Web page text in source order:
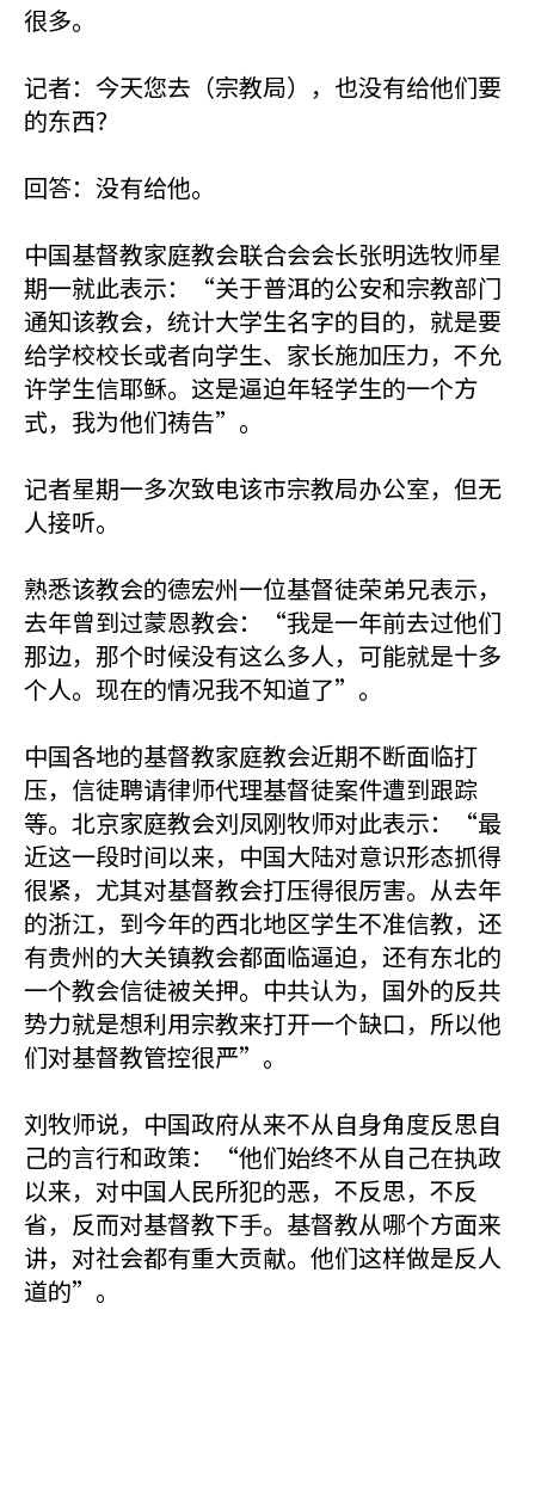
很多。
记者：今天您去（宗教局），也没有给他们要
的东西？
回答：没有给他。
中国基督教家庭教会联合会会长张明选牧师星
期一就此表示：“关于普洱的公安和宗教部门
通知该教会，统计大学生名字的目的，就是要
给学校校长或者向学生、家长施加压力，不允
许学生信耶稣。这是逼迫年轻学生的一个方
式，我为他们祷告”。
记者星期一多次致电该市宗教局办公室，但无
人接听。
熟悉该教会的德宏州一位基督徒荣弟兄表示，
去年曾到过蒙恩教会：“我是一年前去过他们
那边，那个时候没有这么多人，可能就是十多
个人。现在的情况我不知道了”。
中国各地的基督教家庭教会近期不断面临打
压，信徒聘请律师代理基督徒案件遭到跟踪
等。北京家庭教会刘凤刚牧师对此表示：“最
近这一段时间以来，中国大陆对意识形态抓得
很紧，尤其对基督教会打压得很厉害。从去年
的浙江，到今年的西北地区学生不准信教，还
有贵州的大关镇教会都面临逼迫，还有东北的
一个教会信徒被关押。中共认为，国外的反共
势力就是想利用宗教来打开一个缺口，所以他
们对基督教管控很严”。
刘牧师说，中国政府从来不从自身角度反思自
己的言行和政策：“他们始终不从自己在执政
以来，对中国人民所犯的恶，不反思，不反
省，反而对基督教下手。基督教从哪个方面来
讲，对社会都有重大贡献。他们这样做是反人
道的”。